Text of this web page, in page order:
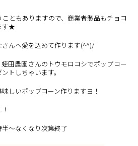
ともありますので、商業者製品もチョコ
す★
んへ愛を込めて作ります(^^)/
田農園さんのトウモロコシでポップコー
トしちゃいます。
しいポップコーン作りますヨ！
～なくなり次第終了